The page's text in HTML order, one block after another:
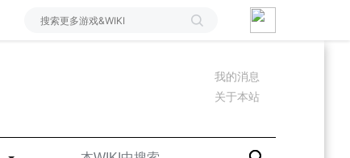
我的消息
关于本站